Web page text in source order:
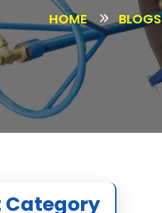
HOME BLOGS
Category